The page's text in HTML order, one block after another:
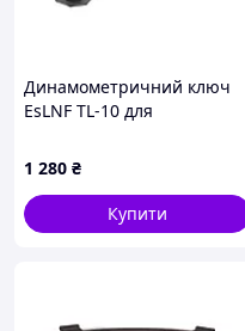
Динамометричний ключ
EsLNF TL-10 для
1 280 ₴
Купити